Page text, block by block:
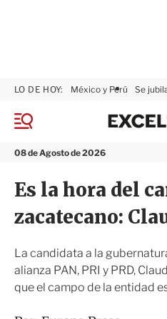
M
n
08 de Agosto de 2026
LO DE HOY: México y Perú Se
Es la hora del
zacatecano:
La candidata a la
alianza PAN, PRI y PRD,
que el campo de la entidad